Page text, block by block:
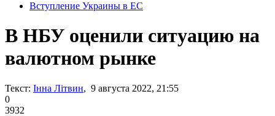
Вступление Украины в ЕС
В НБУ оценили ситуацию на
валютном рынке
Текст: Інна Літвин, 9 августа 2022, 21:55
0
3932